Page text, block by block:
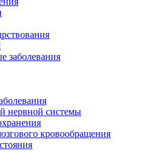
заболевания
нервной системы
кровообращения